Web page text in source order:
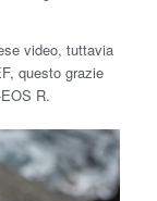
video, tuttavia
questo grazie
R.